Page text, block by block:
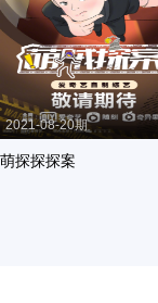
2021-08-20期
萌探探探案